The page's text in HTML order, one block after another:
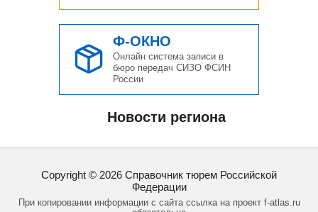
Ф-ОКНО
Онлайн система записи в
бюро передач СИЗО ФСИН
России
Новости региона
Copyright © 2026 Справочник тюрем Российской
Федерации
При копировании информации с сайта ссылка на проект f-atlas.ru